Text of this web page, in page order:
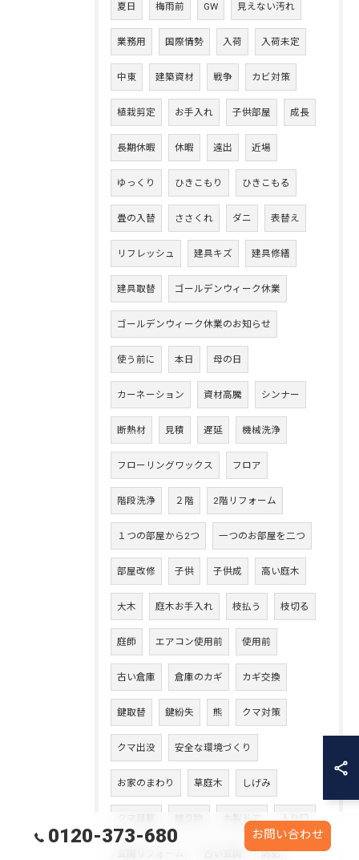
夏日 梅雨前 GW 見えない汚れ
業務用 国際情勢 入荷 入荷未定
中東 建築資材 戦争 カビ対策
植栽剪定 お手入れ 子供部屋 成長
長期休暇 休暇 遠出 近場
ゆっくり ひきこもり ひきこもる
畳の入替 ささくれ ダニ 表替え
リフレッシュ 建具キズ 建具修繕
建具取替 ゴールデンウィーク休業
ゴールデンウィーク休業のお知らせ
使う前に 本日 母の日
カーネーション 資材高騰 シンナー
断熱材 見積 遅延 機械洗浄
フローリングワックス フロア
階段洗浄 ２階 2階リフォーム
１つの部屋から2つ 一つのお部屋を二つ
部屋改修 子供 子供成 高い庭木
大木 庭木お手入れ 枝払う 枝切る
庭師 エアコン使用前 使用前
古い倉庫 倉庫のカギ カギ交換
鍵取替 鍵紛失 熊 クマ対策
クマ出没 安全な環境づくり
お家のまわり 草庭木 しげみ
木製ドア 入り口
防犯
0120-373-680 お問い合わせ